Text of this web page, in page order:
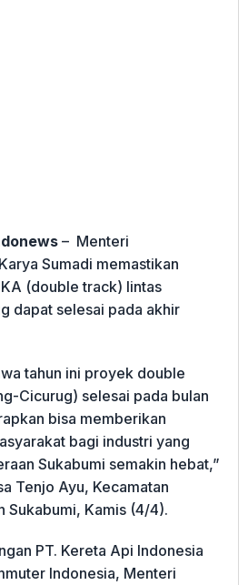
– Menteri
Sumadi memastikan
(double track) lintas
dapat selesai pada akhir
tahun ini proyek double
Cicurug) selesai pada bulan
bisa memberikan
bagi industri yang
Sukabumi semakin hebat,”
Tenjo Ayu, Kecamatan
Sukabumi, Kamis (4/4).
PT. Kereta Api Indonesia
Indonesia, Menteri